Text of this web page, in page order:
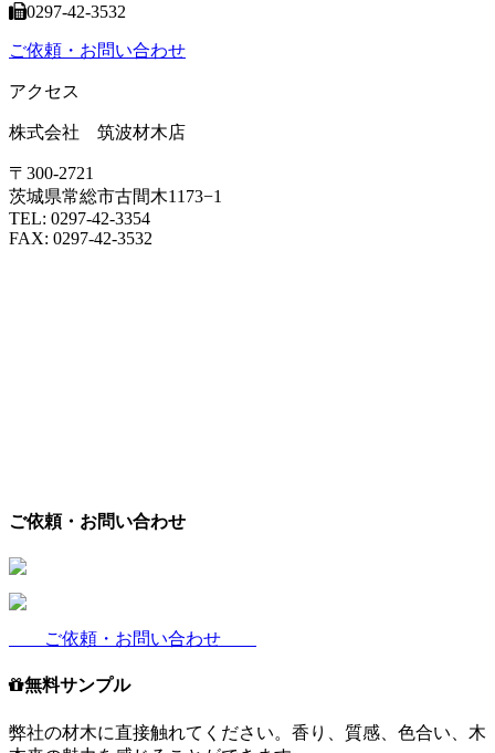
0297-42-3532
ご依頼・お問い合わせ
アクセス
株式会社 筑波材木店
〒300-2721
茨城県常総市古間木1173−1
TEL: 0297-42-3354
FAX: 0297-42-3532
ご依頼・お問い合わせ
ご依頼・お問い合わせ
無料サンプル
弊社の材木に直接触れてください。香り、質感、色合い、木